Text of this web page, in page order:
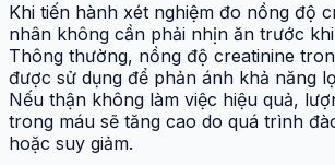
Khi tiến hành xét nghiệm đo nồng độ
nhân không cần phải nhịn ăn trước
Thông thường, nồng độ creatinine
được sử dụng để phản ánh khả năng
Nếu thận không làm việc hiệu quả,
trong máu sẽ tăng cao do quá trình
hoặc suy giảm.